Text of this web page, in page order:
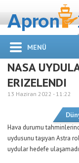
MENÜ
NASA
ERIZELENDI
13 Haziran 2022 - 11:22
Hava durumu
uydusunu taşıyan Astra
uydular hedefe